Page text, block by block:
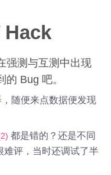
Hack
强测与互测中出现
Bug 吧。
随便来点数据便发现
都是错的？还是不同
难评，当时还调试了半